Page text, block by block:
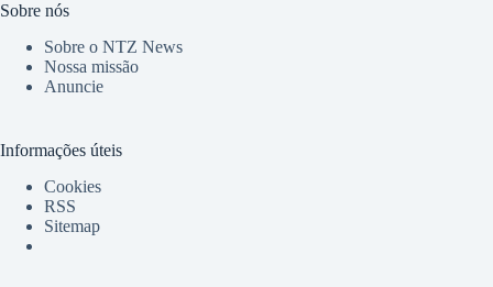
Sobre nós
Sobre o NTZ News
Nossa missão
Anuncie
Informações úteis
Cookies
RSS
Sitemap